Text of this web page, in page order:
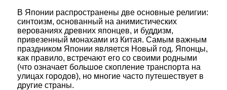
В Японии распространены две основные религии:
синтоизм, основанный на анимистических
верованиях древних японцев, и буддизм,
привезенный монахами из Китая. Самым важным
праздником Японии является Новый год. Японцы,
как правило, встречают его со своими родными
(что означает большое скопление транспорта на
улицах городов), но многие часто путешествует в
другие страны.